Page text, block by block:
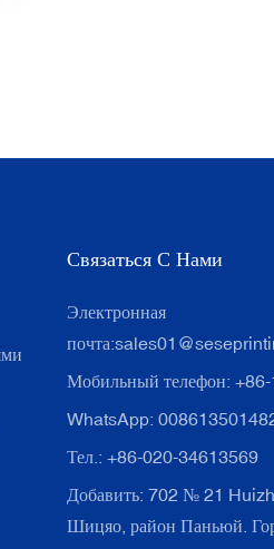
Связаться С Нами
Электронная
почта:
Мобильный телефон:
WhatsApp:
Тел.: +86-020-34613569
Добавить: 702 № 21
Шицяо, район Паньюй.